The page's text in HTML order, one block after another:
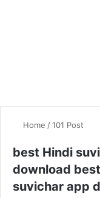
Home /101 Post
best Hindi
download
suvichar app